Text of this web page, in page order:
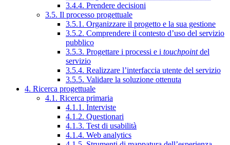
3.4.4. Prendere decisioni
3.5. Il processo progettuale
3.5.1. Organizzare il progetto e la sua gestione
3.5.2. Comprendere il contesto d’uso del servizio
pubblico
3.5.3. Progettare i processi e i touchpointdel
servizio
3.5.4. Realizzare l’interfaccia utente del servizio
3.5.5. Validare la soluzione ottenuta
4. Ricerca progettuale
4.1. Ricerca primaria
4.1.1. Interviste
4.1.2. Questionari
4.1.3. Test di usabilità
4.1.4. Web analytics